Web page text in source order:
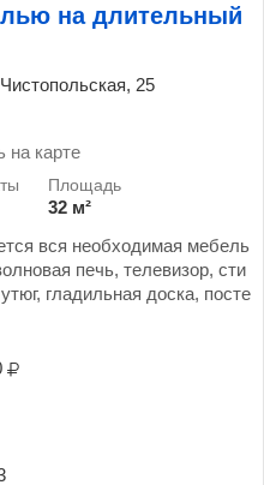
на длительный
25
на карте
32 м²
вся необходимая мебель
печь, телевизор, сти
гладильная доска, посте